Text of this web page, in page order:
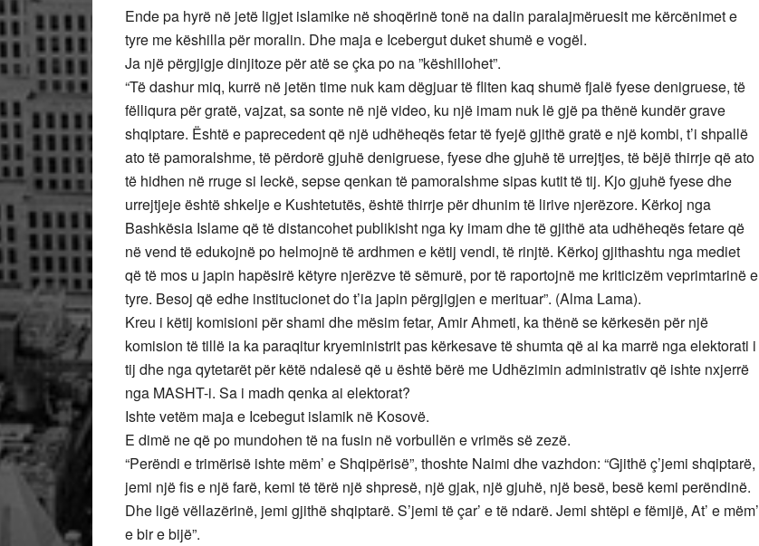
Ende pa hyrë në jetë ligjet islamike në shoqërinë tonë na dalin paralajmëruesit me kërcënimet e
tyre me këshilla për moralin. Dhe maja e Icebergut duket shumë e vogël.
Ja një përgjigje dinjitoze për atë se çka po na ”këshillohet”.
“Të dashur miq, kurrë në jetën time nuk kam dëgjuar të fliten kaq shumë fjalë fyese denigruese, të
fëlliqura për gratë, vajzat, sa sonte në një video, ku një imam nuk lë gjë pa thënë kundër grave
shqiptare. Është e paprecedent që një udhëheqës fetar të fyejë gjithë gratë e një kombi, t’i shpallë
ato të pamoralshme, të përdorë gjuhë denigruese, fyese dhe gjuhë të urrejtjes, të bëjë thirrje që ato
të hidhen në rruge si leckë, sepse qenkan të pamoralshme sipas kutit të tij. Kjo gjuhë fyese dhe
urrejtjeje është shkelje e Kushtetutës, është thirrje për dhunim të lirive njerëzore. Kërkoj nga
Bashkësia Islame që të distancohet publikisht nga ky imam dhe të gjithë ata udhëheqës fetare që
në vend të edukojnë po helmojnë të ardhmen e këtij vendi, të rinjtë. Kërkoj gjithashtu nga mediet
që të mos u japin hapësirë këtyre njerëzve të sëmurë, por të raportojnë me kriticizëm veprimtarinë e
tyre. Besoj që edhe institucionet do t’ia japin përgjigjen e merituar”. (Alma Lama).
Kreu i këtij komisioni për shami dhe mësim fetar, Amir Ahmeti, ka thënë se kërkesën për një
komision të tillë ia ka paraqitur kryeministrit pas kërkesave të shumta që ai ka marrë nga elektorati i
tij dhe nga qytetarët për këtë ndalesë që u është bërë me Udhëzimin administrativ që ishte nxjerrë
nga MASHT-i. Sa i madh qenka ai elektorat?
Ishte vetëm maja e Icebegut islamik në Kosovë.
E dimë ne që po mundohen të na fusin në vorbullën e vrimës së zezë.
“Perëndi e trimërisë ishte mëm’ e Shqipërisë”, thoshte Naimi dhe vazhdon: “Gjithë ç’jemi shqiptarë,
jemi një fis e një farë, kemi të tërë një shpresë, një gjak, një gjuhë, një besë, besë kemi perëndinë.
Dhe ligë vëllazërinë, jemi gjithë shqiptarë. S’jemi të çar’ e të ndarë. Jemi shtëpi e fëmijë, At’ e mëm’
e bir e bijë”.